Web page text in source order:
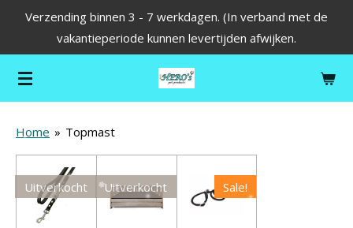
de
hoofdinhoud
Verzending binnen 3 - 7 werkdagen. (In verband met de
vakantieperiode kunnen levertijden afwijken.
Home » Topmast
Uitverkocht Uitverkocht Sale!